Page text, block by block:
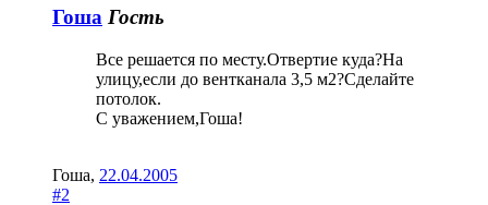
Гоша Гость
Все решается по месту.Отвертие куда?На
улицу,если до вентканала 3,5 м2?Сделайте
потолок.
С уважением,Гоша!
Гоша, 22.04.2005
#2